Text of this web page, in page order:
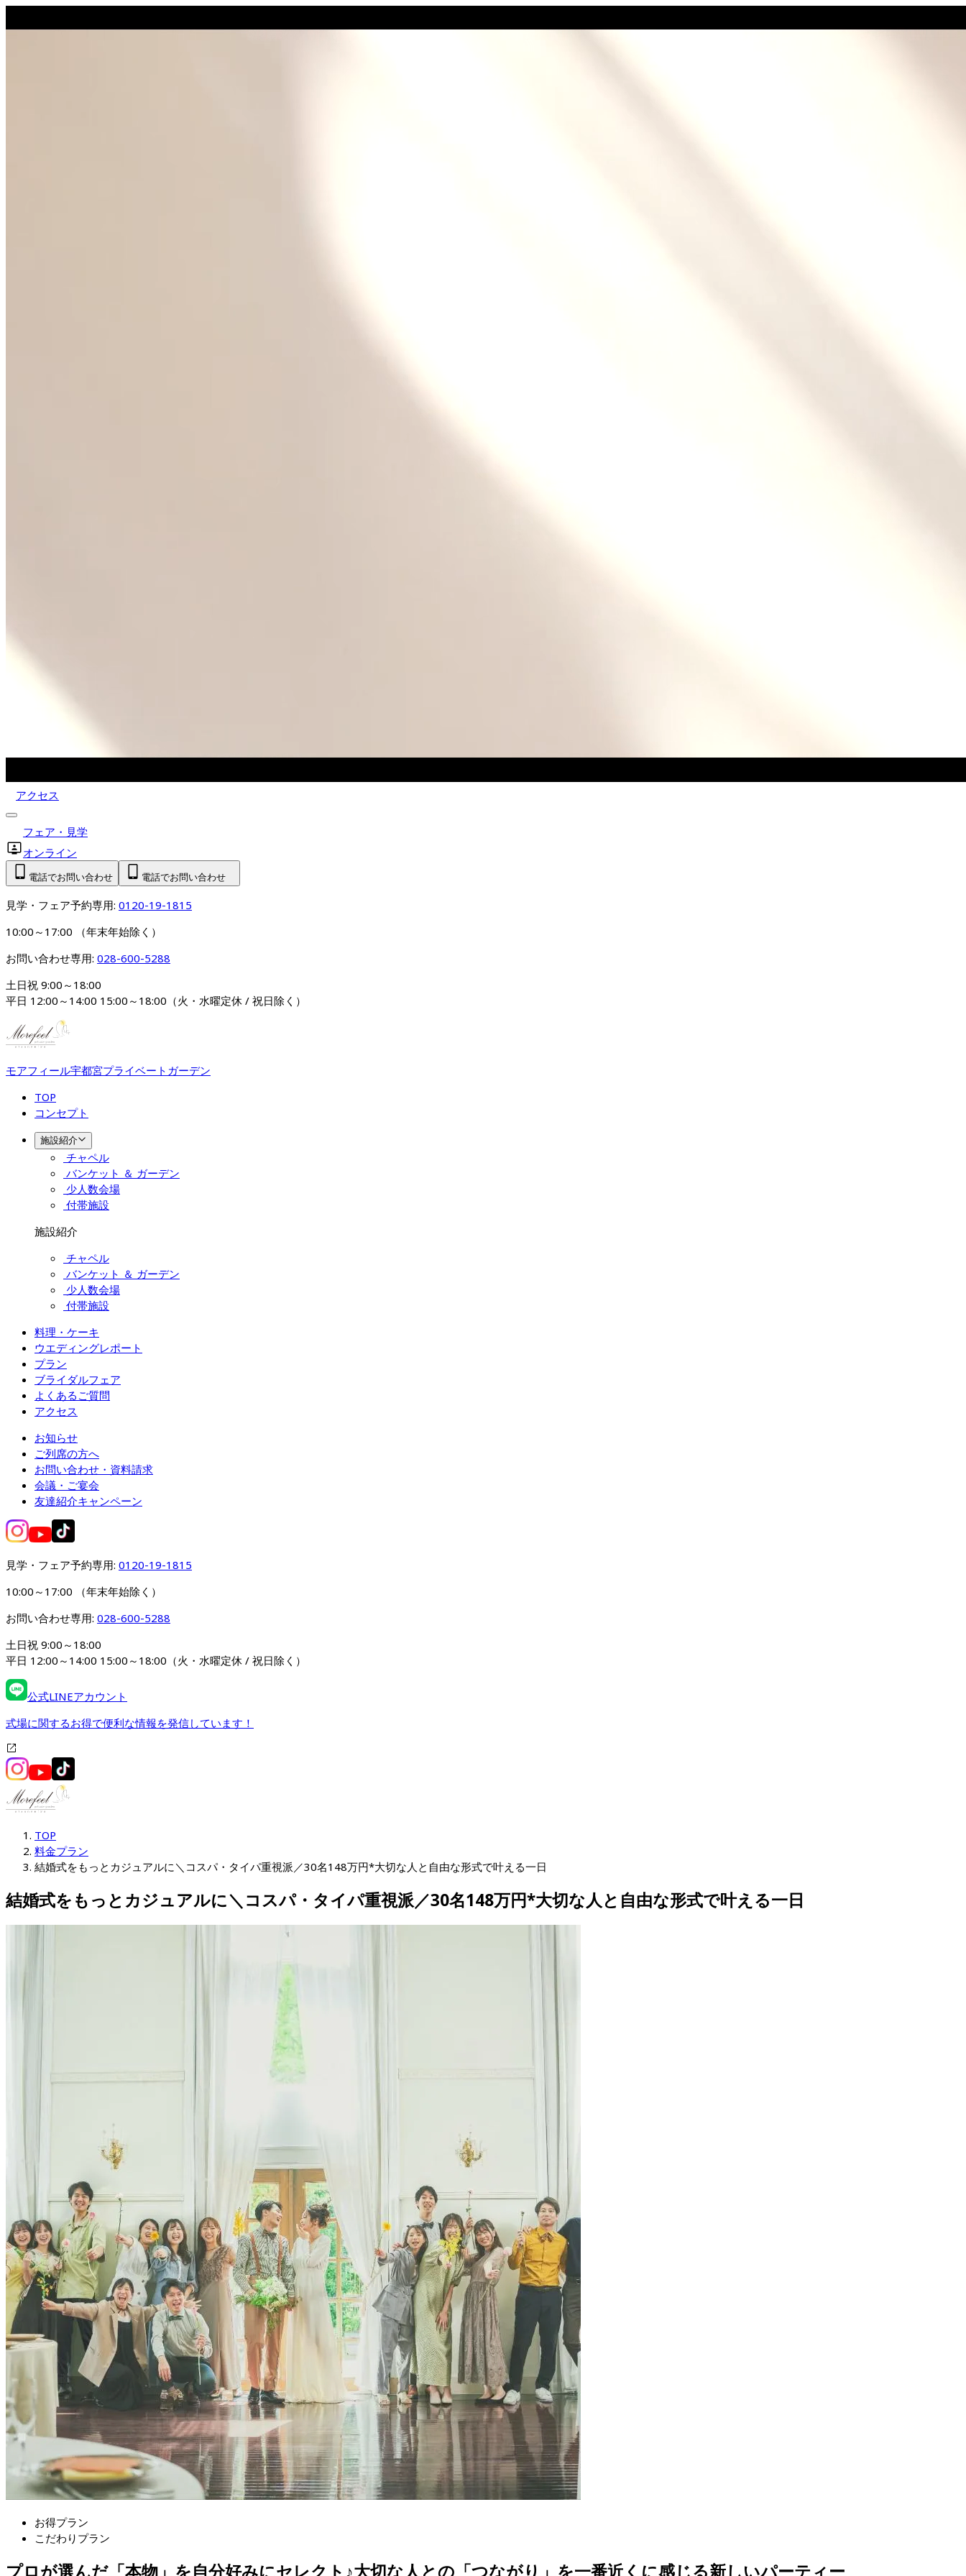
アクセス
フェア・見学
オンライン
電話でお問い合わせ 電話でお問い合わせ
見学・フェア予約専用: 0120-19-1815
10:00～17:00 （年末年始除く）
お問い合わせ専用: 028-600-5288
土日祝 9:00～18:00
平日 12:00～14:00 15:00～18:00（火・水曜定休 / 祝日除く）
モアフィール宇都宮プライベートガーデン
TOP
コンセプト
施設紹介
チャペル
バンケット ＆ ガーデン
少人数会場
付帯施設
施設紹介
チャペル
バンケット ＆ ガーデン
少人数会場
付帯施設
料理・ケーキ
ウエディングレポート
プラン
ブライダルフェア
よくあるご質問
アクセス
お知らせ
ご列席の方へ
お問い合わせ・資料請求
会議・ご宴会
友達紹介キャンペーン
見学・フェア予約専用: 0120-19-1815
10:00～17:00 （年末年始除く）
お問い合わせ専用: 028-600-5288
土日祝 9:00～18:00
平日 12:00～14:00 15:00～18:00（火・水曜定休 / 祝日除く）
公式LINEアカウント
式場に関するお得で便利な情報を発信しています！
TOP
料金プラン
結婚式をもっとカジュアルに＼コスパ・タイパ重視派／30名148万円*大切な人と自由な形式で叶える一日
結婚式をもっとカジュアルに＼コスパ・タイパ重視派／30名148万円*大切な人と自由な形式で叶える一日
お得プラン
こだわりプラン
プロが選んだ「本物」を自分好みにセレクト♪大切な人との「つながり」を一番近くに感じる新しいパーティー